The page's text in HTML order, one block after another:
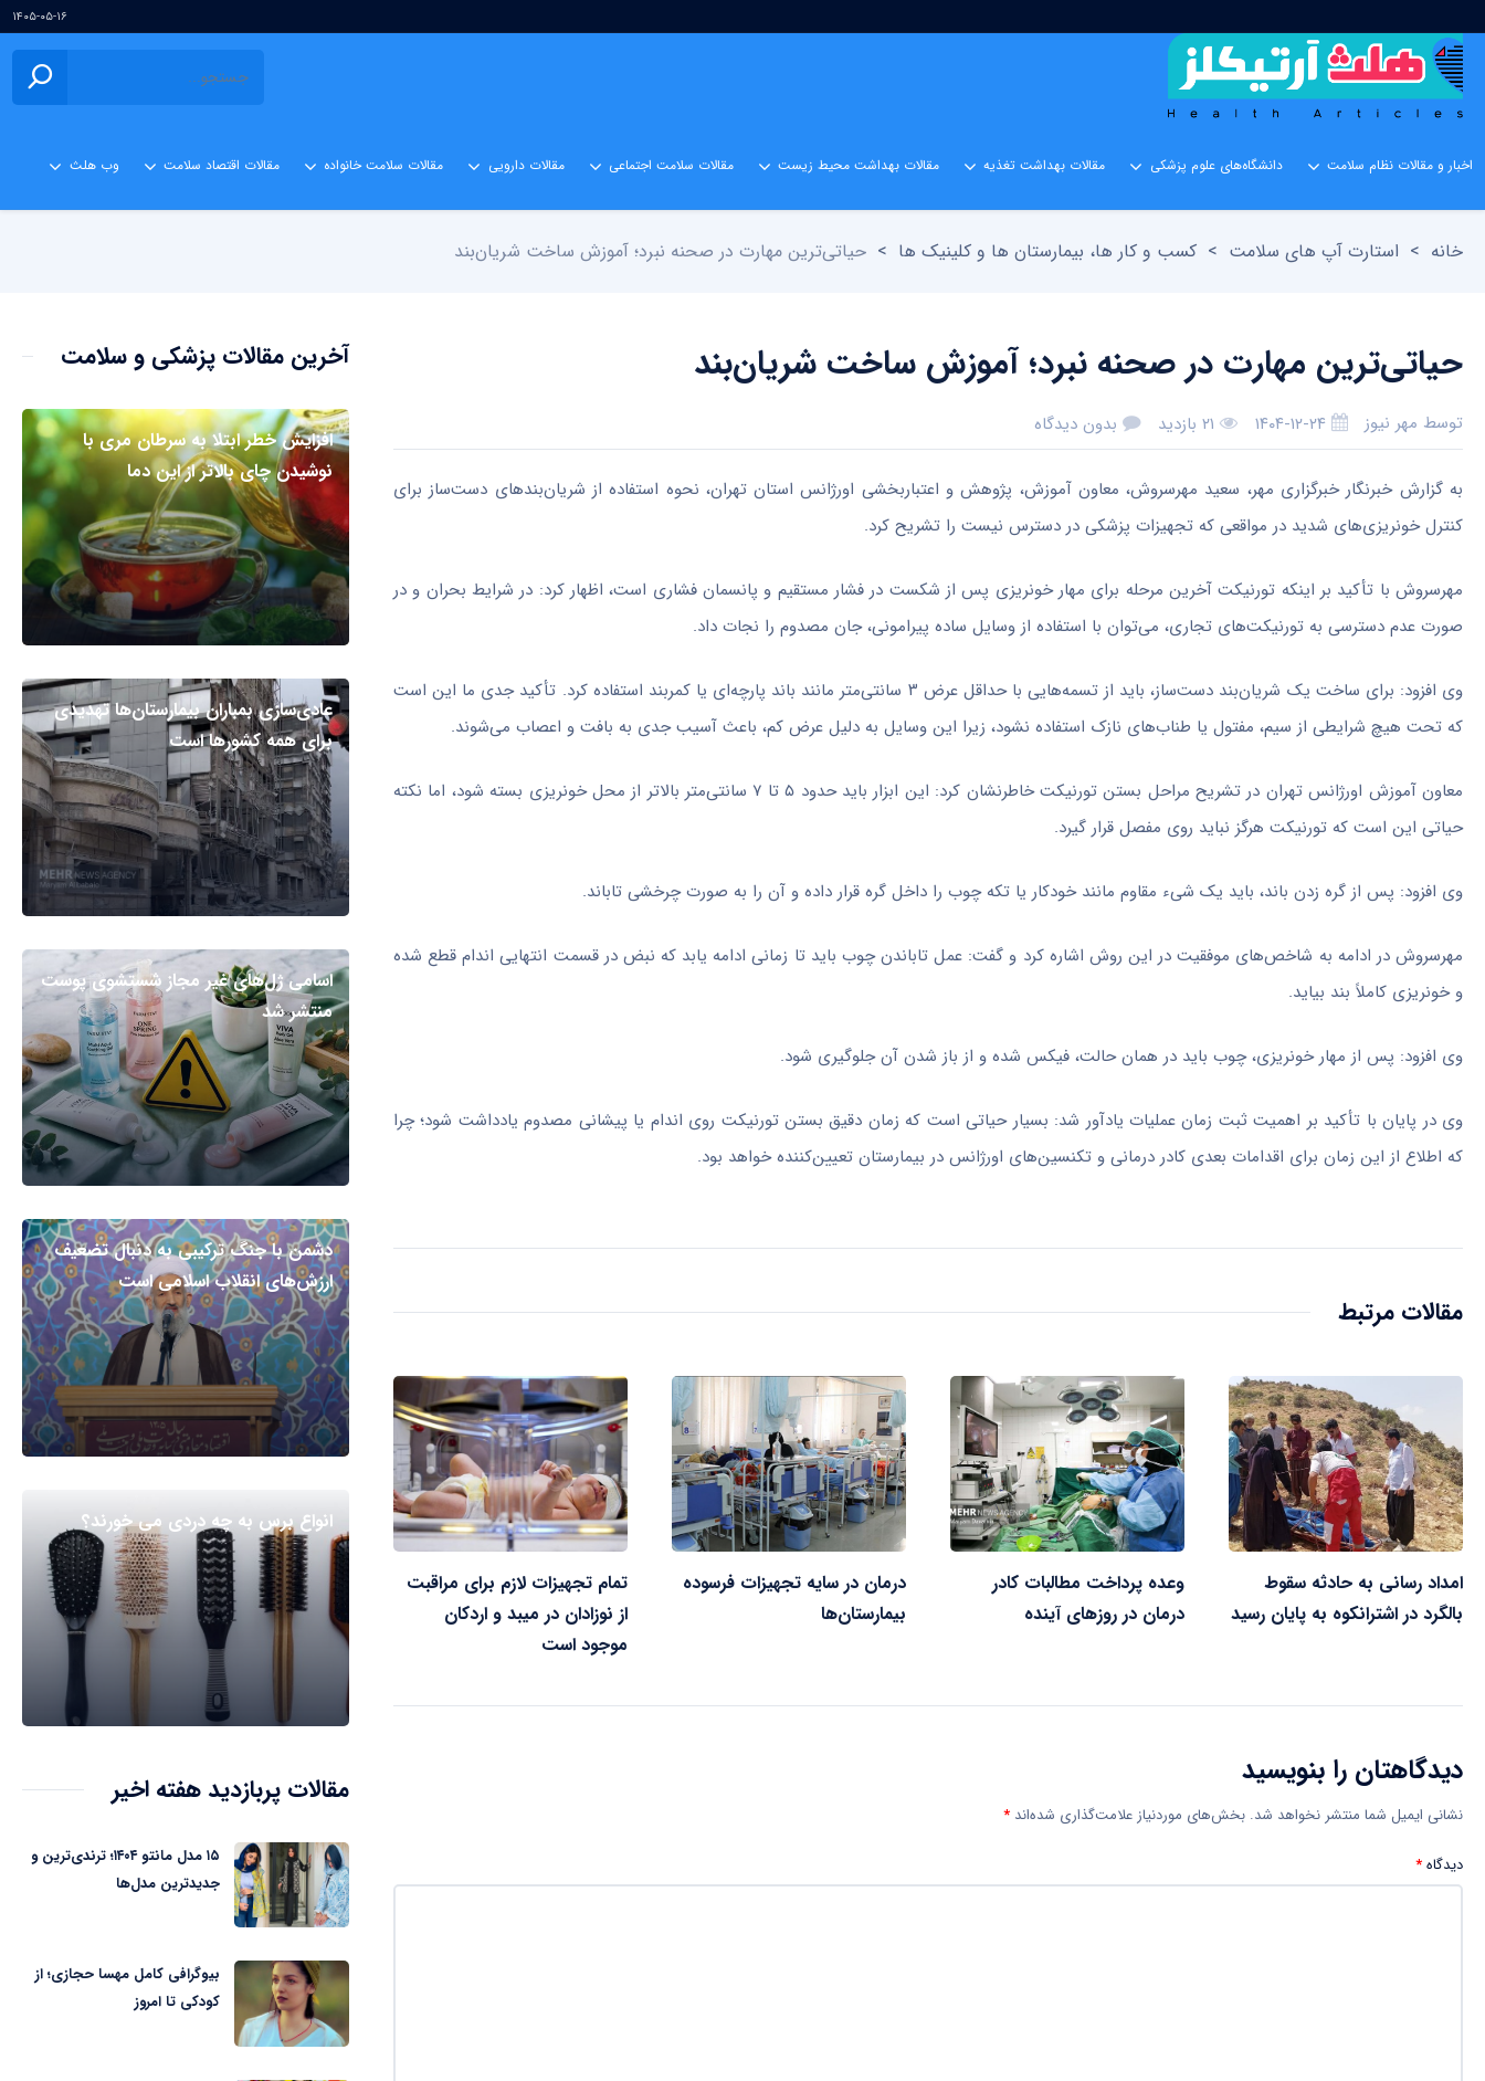
۱۴۰۵-۰۵-۱۶
اخبار و مقالات نظام سلامت دانشگاه‌های علوم پزشکی مقالات بهداشت تغذیه مقالات بهداشت محیط زیست مقالات سلامت اجتماعی مقالات دارویی مقالات سلامت خانواده مقالات اقتصاد سلامت وب هلث
خانه > استارت آپ های سلامت > کسب و کار ها، بیمارستان ها و کلینیک ها > حیاتی‌ترین مهارت در صحنه نبرد؛ آموزش ساخت شریان‌بند
حیاتی‌ترین مهارت در صحنه نبرد؛ آموزش ساخت شریان‌بند
توسط مهر نیوز ۱۴۰۴-۱۲-۲۴ ۲۱ بازدید بدون دیدگاه
به گزارش خبرنگار خبرگزاری مهر، سعید مهرسروش، معاون آموزش، پژوهش و اعتباربخشی اورژانس استان تهران، نحوه استفاده از شریان‌بندهای دست‌ساز برای
کنترل خونریزی‌های شدید در مواقعی که تجهیزات پزشکی در دسترس نیست را تشریح کرد.
مهرسروش با تأکید بر اینکه تورنیکت آخرین مرحله برای مهار خونریزی پس از شکست در فشار مستقیم و پانسمان فشاری است، اظهار کرد: در شرایط بحران و در
صورت عدم دسترسی به تورنیکت‌های تجاری، می‌توان با استفاده از وسایل ساده پیرامونی، جان مصدوم را نجات داد.
وی افزود: برای ساخت یک شریان‌بند دست‌ساز، باید از تسمه‌هایی با حداقل عرض ۳ سانتی‌متر مانند باند پارچه‌ای یا کمربند استفاده کرد. تأکید جدی ما این است
که تحت هیچ شرایطی از سیم، مفتول یا طناب‌های نازک استفاده نشود، زیرا این وسایل به دلیل عرض کم، باعث آسیب جدی به بافت و اعصاب می‌شوند.
معاون آموزش اورژانس تهران در تشریح مراحل بستن تورنیکت خاطرنشان کرد: این ابزار باید حدود ۵ تا ۷ سانتی‌متر بالاتر از محل خونریزی بسته شود، اما نکته
حیاتی این است که تورنیکت هرگز نباید روی مفصل قرار گیرد.
وی افزود: پس از گره زدن باند، باید یک شیء مقاوم مانند خودکار یا تکه چوب را داخل گره قرار داده و آن را به صورت چرخشی تاباند.
مهرسروش در ادامه به شاخص‌های موفقیت در این روش اشاره کرد و گفت: عمل تاباندن چوب باید تا زمانی ادامه یابد که نبض در قسمت انتهایی اندام قطع شده
و خونریزی کاملاً بند بیاید.
وی افزود: پس از مهار خونریزی، چوب باید در همان حالت، فیکس شده و از باز شدن آن جلوگیری شود.
وی در پایان با تأکید بر اهمیت ثبت زمان عملیات یادآور شد: بسیار حیاتی است که زمان دقیق بستن تورنیکت روی اندام یا پیشانی مصدوم یادداشت شود؛ چرا
که اطلاع از این زمان برای اقدامات بعدی کادر درمانی و تکنسین‌های اورژانس در بیمارستان تعیین‌کننده خواهد بود.
مقالات مرتبط
امداد رسانی به حادثه سقوط
بالگرد در اشترانکوه به پایان رسید
وعده پرداخت مطالبات کادر
درمان در روزهای آینده
درمان در سایه تجهیزات فرسوده
بیمارستان‌ها
تمام تجهیزات لازم برای مراقبت
از نوزادان در میبد و اردکان
موجود است
دیدگاهتان را بنویسید
نشانی ایمیل شما منتشر نخواهد شد. بخش‌های موردنیاز علامت‌گذاری شده‌اند *
دیدگاه*
آخرین مقالات پزشکی و سلامت
افزایش خطر ابتلا به سرطان مری با
نوشیدن چای بالاتر از این دما
عادی‌سازی بمباران بیمارستان‌ها تهدیدی
برای همه کشورها است
اسامی ژل‌های غیر مجاز شستشوی پوست
منتشر شد
دشمن با جنگ ترکیبی به دنبال تضعیف
ارزش‌های انقلاب اسلامی است
انواع برس به چه دردی می خورند؟
مقالات پربازدید هفته اخیر
۱۵ مدل مانتو ۱۴۰۴؛ ترندی‌ترین و
جدیدترین مدل‌ها
بیوگرافی کامل مهسا حجازی؛ از
کودکی تا امروز